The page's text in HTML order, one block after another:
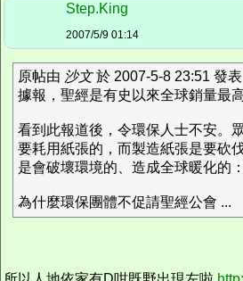
Step.King
2007/5/9 01:14
原帖由 沙文於 2007-5-8 23:51 發表
據報，聖經是有史以來全球銷量最
看到此報道後，令環保人士不安。
要耗用紙張的，而製造紙張是要砍
是會破壞環境的、造成全球暖化的
為什麼環保團體不促請聖經公會 ...